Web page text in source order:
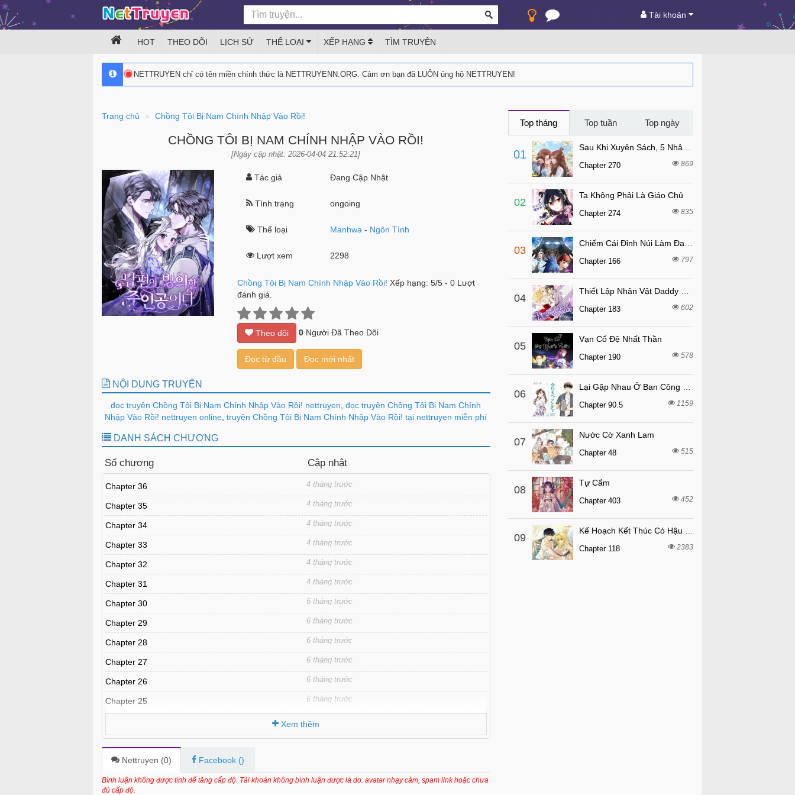
Tài khoản
HOT THEO DÕI LỊCH SỬ THỂ LOẠI XẾP HẠNG TÌM TRUYỆN
NETTRUYEN chỉ có tên miền chính thức là NETTRUYENN.ORG. Cảm ơn bạn đã LUÔN ủng hộ NETTRUYEN!
Trang chủ Chồng Tôi Bị Nam Chính Nhập Vào Rồi!
CHỒNG TÔI BỊ NAM CHÍNH NHẬP VÀO RỒI!
[Ngày cập nhật: 2026-04-04 21:52:21]
Tác giả Đang Cập Nhật
Tình trạng ongoing
Thể loại Manhwa - Ngôn Tình
Lượt xem 2298
Chồng Tôi Bị Nam Chính Nhập Vào Rồi! Xếp hạng: 5/5- 0Lượt
đánh giá.
Theo dõi 0Người Đã Theo Dõi
Đọc từ đầu Đọc mới nhất
NỘI DUNG TRUYỆN
đọc truyện Chồng Tôi Bị Nam Chính Nhập Vào Rồi! nettruyen đọc truyện Chồng Tôi Bị Nam Chính
Nhập Vào Rồi! nettruyen online truyện Chồng Tôi Bị Nam Chính Nhập Vào Rồi! tại nettruyen miễn phí
DANH SÁCH CHƯƠNG
Số chương Cập nhật
Chapter 36 4 tháng trước
Chapter 35 4 tháng trước
Chapter 34 4 tháng trước
Chapter 33 4 tháng trước
Chapter 32 4 tháng trước
Chapter 31 4 tháng trước
Chapter 30 6 tháng trước
Chapter 29 6 tháng trước
Chapter 28 6 tháng trước
Chapter 27 6 tháng trước
Chapter 26 6 tháng trước
Chapter 25 6 tháng trước
Chapter 23 6 tháng trước
Chapter 22
Chapter 21 6 tháng trước
Xem thêm
Nettruyen (0) Facebook ()
Bình luận không được tính để tăng cấp độ. Tài khoản không bình luận được là do: avatar nhạy cảm, spam link hoặc chưa
đủ cấp độ.
Top tháng Top tuần Top ngày
01
Chapter 270 869
02
Ta Không Phải Là Giáo Chủ
Chapter 274 835
03
Chapter 166 797
04
Chapter 183 602
05
Vạn Cổ Đệ Nhất Thần
Chapter 190 578
06
Chapter 90.5 1159
07
Nước Cờ Xanh Lam
Chapter 48 515
08
Tự Cẩm
Chapter 403 452
09
Chapter 118 2383